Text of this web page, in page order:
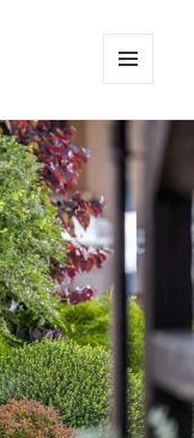
WIDGETS